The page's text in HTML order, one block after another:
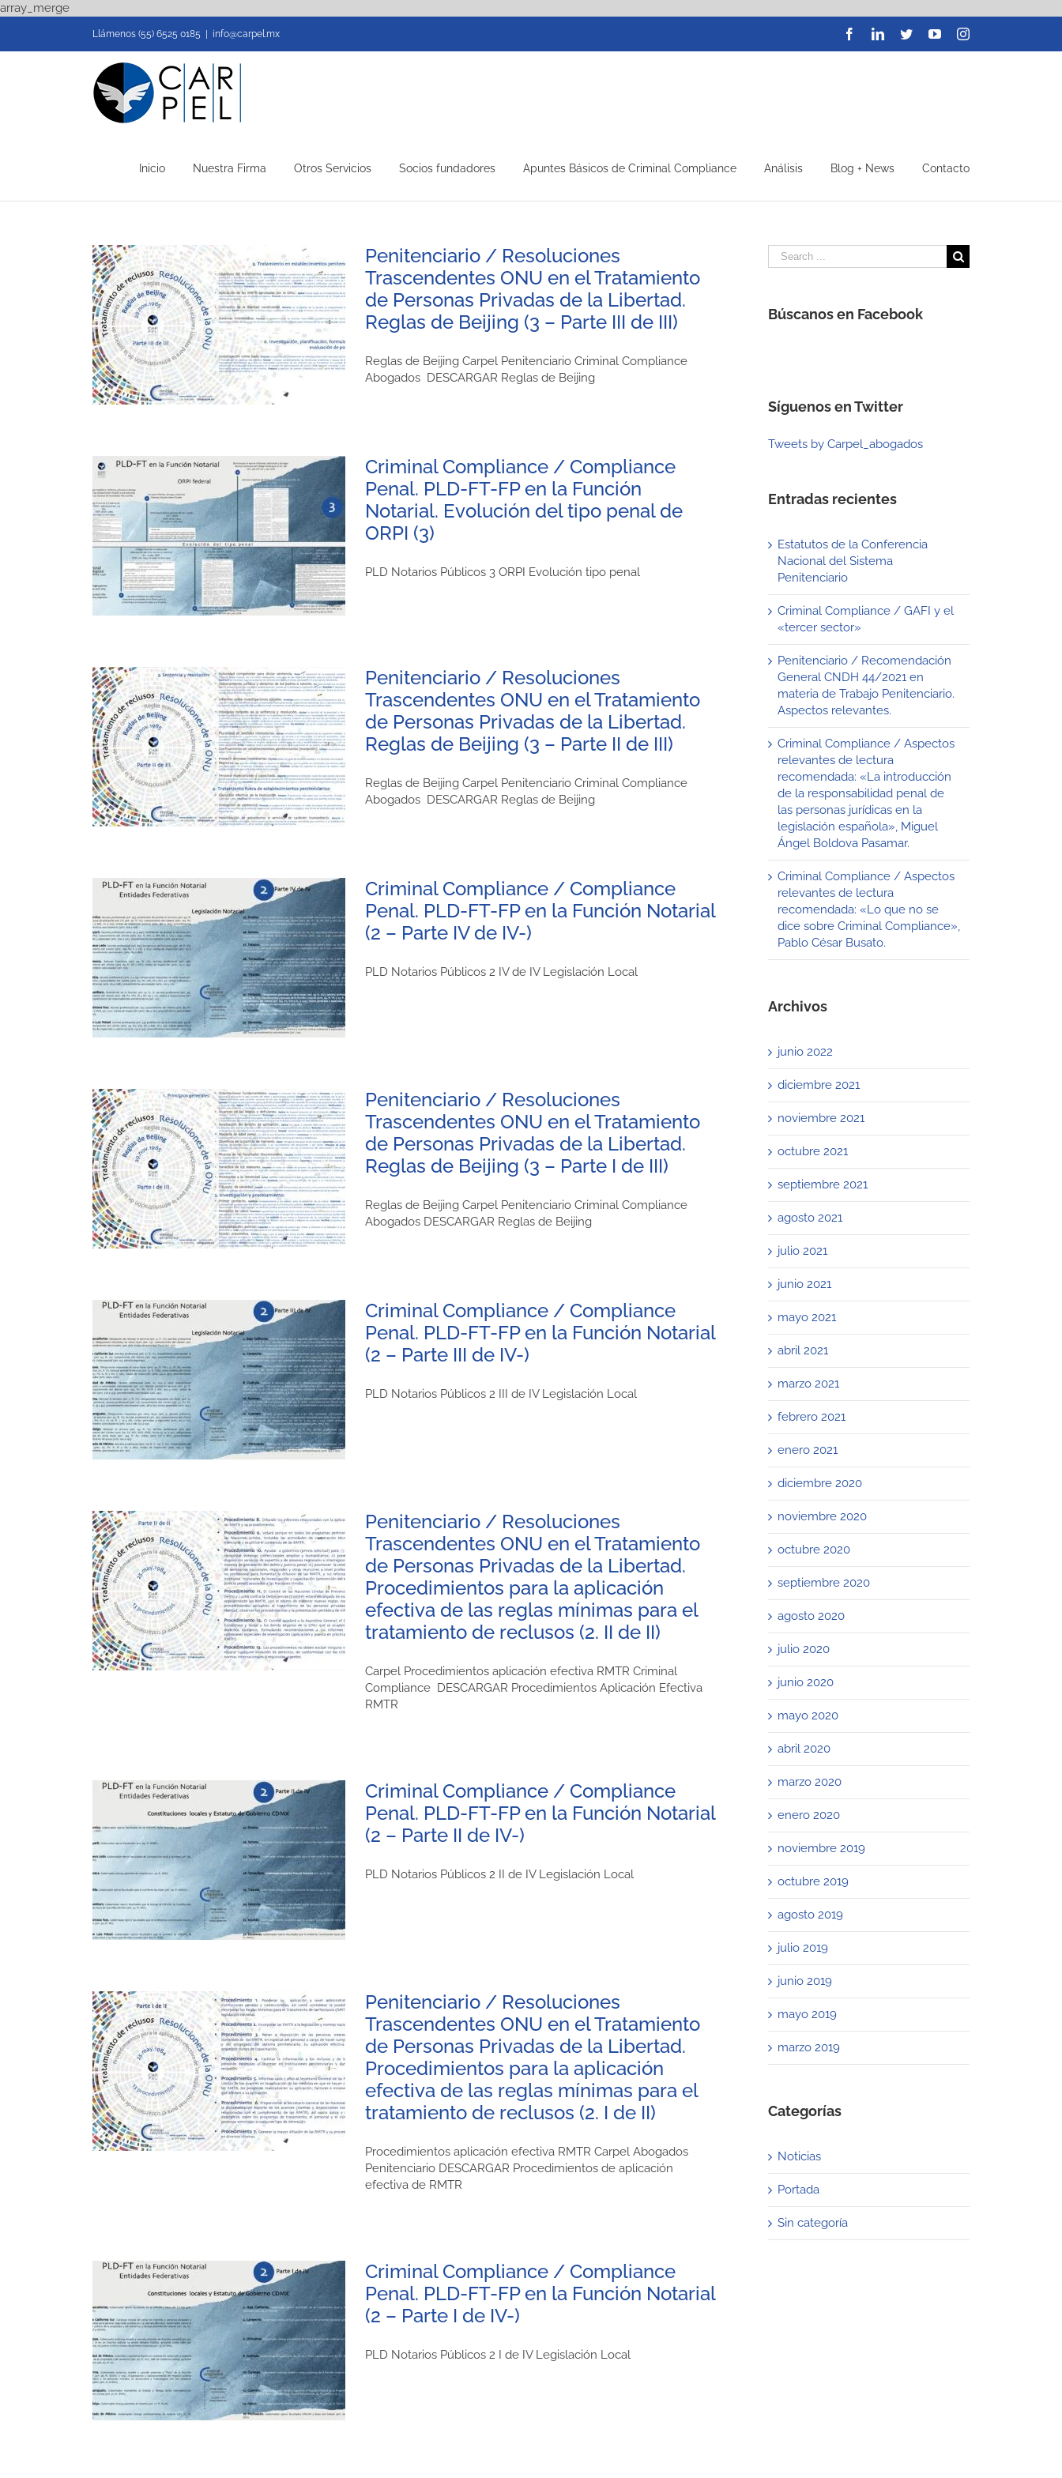
array_mergeSkip
contentLlámenos (55) 6525 0185 info@carpel.mx FacebookLinkedIn
TwitterYouTubeInstagram
Inicio Nuestra Firma Otros Servicios Socios fundadores Apuntes Básicos de Criminal Compliance Análisis Blog + News Contacto
Penitenciario / Resoluciones
Trascendentes ONU en el Tratamiento
de Personas Privadas de la Libertad.
Reglas de Beijing (3 – Parte III de III)
Reglas de Beijing Carpel Penitenciario Criminal Compliance
Abogados DESCARGAR Reglas de Beijing
Criminal Compliance / Compliance
Penal. PLD-FT-FP en la Función
Notarial. Evolución del tipo penal de
ORPI (3)
PLD Notarios Públicos 3 ORPI Evolución tipo penal
Penitenciario / Resoluciones
Trascendentes ONU en el Tratamiento
de Personas Privadas de la Libertad.
Reglas de Beijing (3 – Parte II de III)
Reglas de Beijing Carpel Penitenciario Criminal Compliance
Abogados DESCARGAR Reglas de Beijing
Criminal Compliance / Compliance
Penal. PLD-FT-FP en la Función Notarial
(2 – Parte IV de IV-)
PLD Notarios Públicos 2 IV de IV Legislación Local
Penitenciario / Resoluciones
Trascendentes ONU en el Tratamiento
de Personas Privadas de la Libertad.
Reglas de Beijing (3 – Parte I de III)
Reglas de Beijing Carpel Penitenciario Criminal Compliance
Abogados DESCARGAR Reglas de Beijing
Criminal Compliance / Compliance
Penal. PLD-FT-FP en la Función Notarial
(2 – Parte III de IV-)
PLD Notarios Públicos 2 III de IV Legislación Local
Penitenciario / Resoluciones
Trascendentes ONU en el Tratamiento
de Personas Privadas de la Libertad.
Procedimientos para la aplicación
efectiva de las reglas mínimas para el
tratamiento de reclusos (2. II de II)
Carpel Procedimientos aplicación efectiva RMTR Criminal
Compliance DESCARGAR Procedimientos Aplicación Efectiva
RMTR
Criminal Compliance / Compliance
Penal. PLD-FT-FP en la Función Notarial
(2 – Parte II de IV-)
PLD Notarios Públicos 2 II de IV Legislación Local
Penitenciario / Resoluciones
Trascendentes ONU en el Tratamiento
de Personas Privadas de la Libertad.
Procedimientos para la aplicación
efectiva de las reglas mínimas para el
tratamiento de reclusos (2. I de II)
Procedimientos aplicación efectiva RMTR Carpel Abogados
Penitenciario DESCARGAR Procedimientos de aplicación
efectiva de RMTR
Criminal Compliance / Compliance
Penal. PLD-FT-FP en la Función Notarial
(2 – Parte I de IV-)
PLD Notarios Públicos 2 I de IV Legislación Local
Search
for:
Búscanos en Facebook
Síguenos en Twitter
Tweets by Carpel_abogados
Entradas recientes
Estatutos de la Conferencia
Nacional del Sistema
Penitenciario
Criminal Compliance / GAFI y el
«tercer sector»
Penitenciario / Recomendación
General CNDH 44/2021 en
materia de Trabajo Penitenciario.
Aspectos relevantes.
Criminal Compliance / Aspectos
relevantes de lectura
recomendada: «La introducción
de la responsabilidad penal de
las personas jurídicas en la
legislación española», Miguel
Ángel Boldova Pasamar.
Criminal Compliance / Aspectos
relevantes de lectura
recomendada: «Lo que no se
dice sobre Criminal Compliance»,
Pablo César Busato.
Archivos
junio 2022
diciembre 2021
noviembre 2021
octubre 2021
septiembre 2021
agosto 2021
julio 2021
junio 2021
mayo 2021
abril 2021
marzo 2021
febrero 2021
enero 2021
diciembre 2020
noviembre 2020
octubre 2020
septiembre 2020
agosto 2020
julio 2020
junio 2020
mayo 2020
abril 2020
marzo 2020
enero 2020
noviembre 2019
octubre 2019
agosto 2019
julio 2019
junio 2019
mayo 2019
marzo 2019
Categorías
Noticias
Portada
Sin categoría